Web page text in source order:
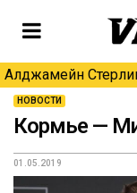
Алджамейн
НОВОСТИ
Кормье —
01.05.2019